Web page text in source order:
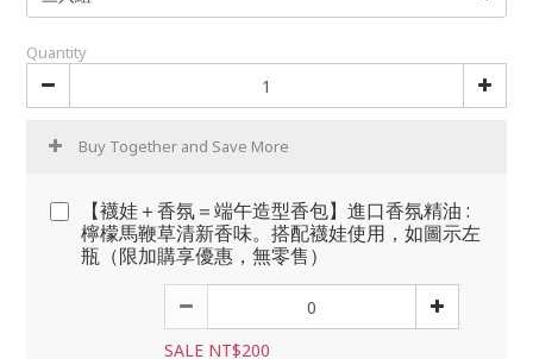
Quantity
Buy Together and Save More
【襪娃＋香氛＝端午造型香包】進口香氛精油 :
檸檬馬鞭草清新香味。搭配襪娃使用，如圖示左
瓶（限加購享優惠，無零售）
SALE NT$200